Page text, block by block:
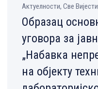
Aктуелности, Све
Oбразац
уговора за
„Набавка
на објекту